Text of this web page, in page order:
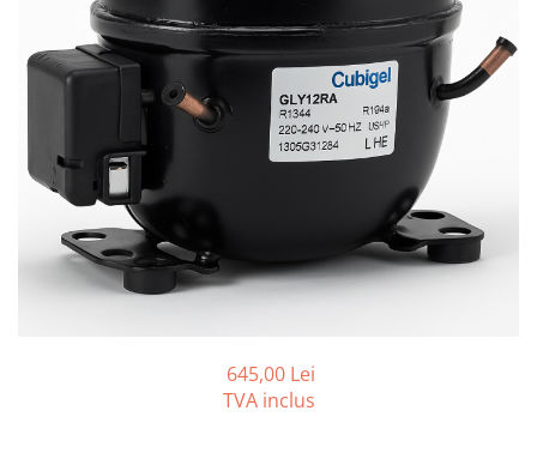
REZISTENTE DIGIVRARE
REZISTENTE SILICONICE
Uleiuri
Ventilatoare EbmPapst
Ventilatoare WEIGUANG
Ventilatoare turbina
VENTILATOARE AXIALE
Compresoare Cubigel R134a
Compresoare Cubigel R404a
Compresoare Jiaxipera
VAPORIZATOARE LU-VE
645,00 Lei
TVA inclus